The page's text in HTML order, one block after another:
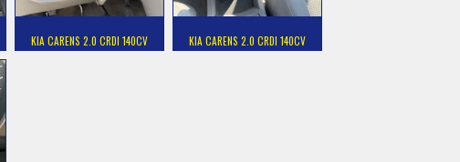
KIA CARENS 2.0 CRDI 140CV KIA CARENS 2.0 CRDI 140CV